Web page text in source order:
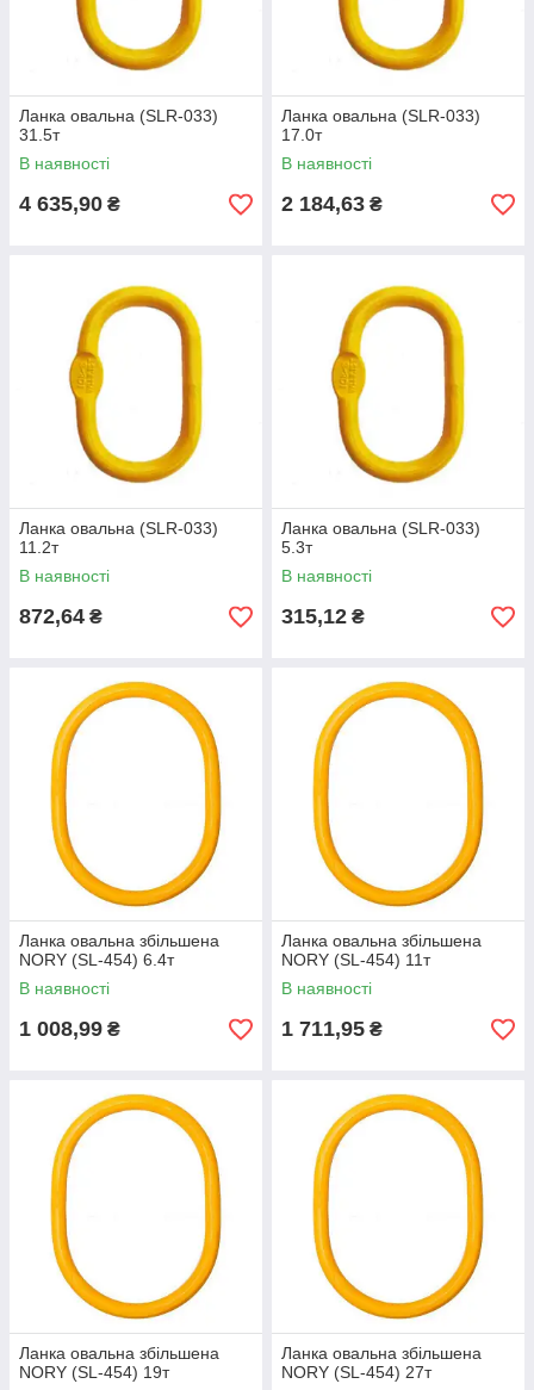
Ланка овальна (SLR-033)
31.5т
В наявності
4 635,90 ₴
Ланка овальна (SLR-033)
17.0т
В наявності
2 184,63 ₴
Ланка овальна (SLR-033)
11.2т
В наявності
872,64 ₴
Ланка овальна (SLR-033)
5.3т
В наявності
315,12 ₴
Ланка овальна збільшена
NORY (SL-454) 6.4т
В наявності
1 008,99 ₴
Ланка овальна збільшена
NORY (SL-454) 11т
В наявності
1 711,95 ₴
Ланка овальна збільшена
NORY (SL-454) 19т
Ланка овальна збільшена
NORY (SL-454) 27т